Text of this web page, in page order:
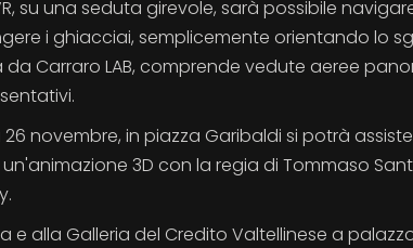
su una seduta girevole, sarà possibile
i ghiacciai, semplicemente orientando lo
Carraro LAB, comprende vedute aeree
novembre, in piazza Garibaldi si potrà
un'animazione 3D con la regia di Tommaso
e alla Galleria del Credito Valtellinese a